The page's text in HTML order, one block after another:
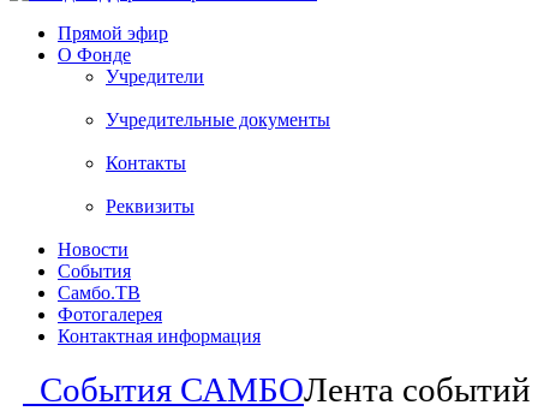
Прямой эфир
О Фонде
Учредители
Учредительные документы
Контакты
Реквизиты
Новости
События
Самбо.ТВ
Фотогалерея
Контактная информация
События САМБОЛента событий